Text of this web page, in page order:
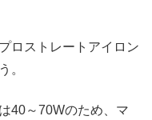
ロストレートアイロン
。
40～70Wのため、マ